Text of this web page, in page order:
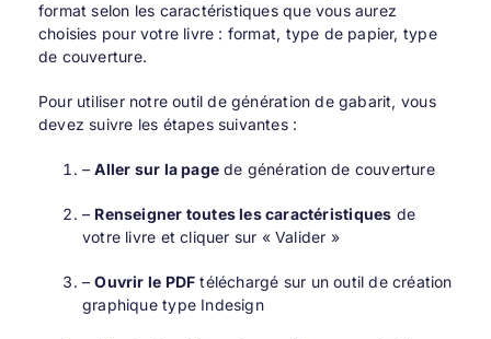
format selon les caractéristiques que vous aurez
choisies pour votre livre : format, type de papier, type
de couverture.
Pour utiliser notre outil de génération de gabarit, vous
devez suivre les étapes suivantes :
–Aller sur la pagede génération de couverture
– Renseigner toutes les caractéristiques de
votre livre et cliquer sur « Valider »
–Ouvrir le PDF téléchargé sur un outil de création
graphique type Indesign